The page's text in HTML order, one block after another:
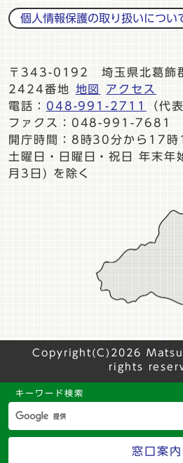
個人情報保護の取り扱いについ
〒343-0192 埼玉県北葛飾
2424番地
地図
アクセス
電話： 048-991-2711
（代
ファクス：048-991-7681
開庁時間：8時30分から17時
土曜日・日曜日・祝日 年末
月3日) を除く
Copyright(C)2026
rights
キーワード検索
窓口案内